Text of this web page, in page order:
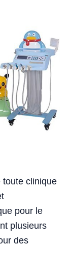
clinique
pour le
plusieurs
des